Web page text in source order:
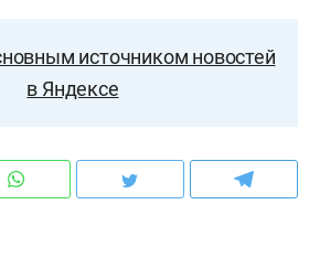
источником новостей
в Яндексе